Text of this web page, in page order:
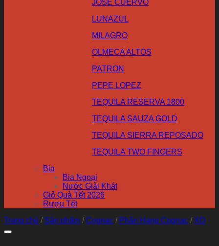
JOSE CUERVO
LUNAZUL
MILAGRO
OLMECA ALTOS
PATRON
PEPE LOPEZ
TEQUILA RESERVA 1800
TEQUILA SAUZA GOLD
TEQUILA SIERRA REPOSADO
TEQUILA TWO FINGERS
Bia
Bia Ngoại
Nước Giải Khát
Giỏ Quà Tết 2026
Rượu Tết
Trang chủ / Sản phẩm / Cognac / Phân Hạng Cognac / XO